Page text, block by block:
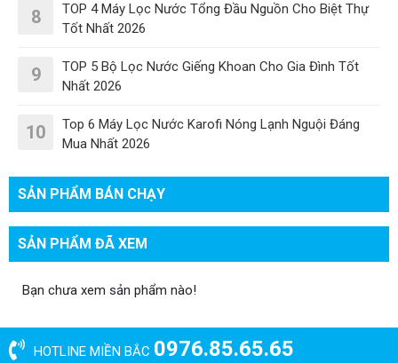
8
TOP 4 Máy Lọc Nước Tổng Đầu Nguồn Cho Biệt Thự
Tốt Nhất 2026
9
TOP 5 Bộ Lọc Nước Giếng Khoan Cho Gia Đình Tốt
Nhất 2026
10
Top 6 Máy Lọc Nước Karofi Nóng Lạnh Nguội Đáng
Mua Nhất 2026
SẢN PHẨM BÁN CHẠY
SẢN PHẨM ĐÃ XEM
Bạn chưa xem sản phẩm nào!
HOTLINE MIỀN BẮC 0976.85.65.65